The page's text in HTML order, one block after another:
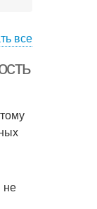
все
не